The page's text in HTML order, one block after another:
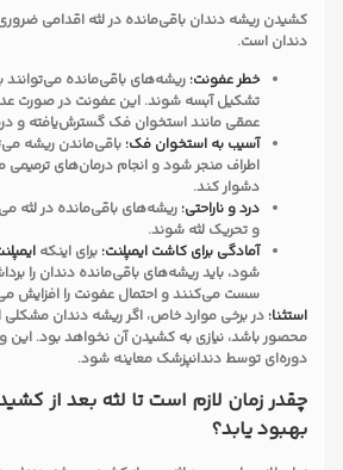
کشیدن ریشه دندان باقی‌مانده در لثه اقدامی
دندان است.
خطر عفونت: ریشه‌های باقی‌مانده
تشکیل آبسه شوند. این عفونت در صورت
عمقی مانند استخوان فک گسترش‌یافته و
آسیب به استخوان فک: باقی‌ماندن ریشه
اطراف منجر شود و انجام درمان‌های ترمیمی
دشوار کند.
درد و ناراحتی: ریشه‌های باقی‌مانده در لثه
و تحریک لثه شوند.
آمادگی برای کاشت ایمپلنت: برای اینکه
شود، باید ریشه‌های باقی‌مانده دندان را
سست می‌کنند و احتمال عفونت را افزایش
استثنا: در برخی موارد خاص، اگر ریشه دندان مشکلی
محصور باشد، نیازی به کشیدن آن نخواهد بود.
دوره‌ای توسط دندانپزشک معاینه شود.
چقدر زمان لازم است تا لثه بعد از
بهبود یابد؟